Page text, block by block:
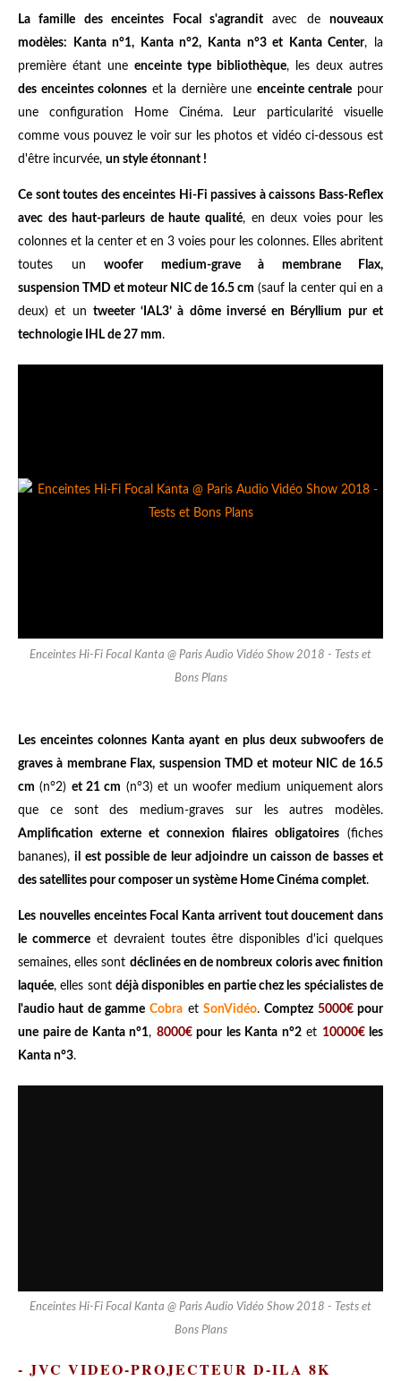
La famille des enceintes Focal s'agranditavec de nouveaux
modèles: Kanta n°1, Kanta n°2, Kanta n°3 et Kanta Center, la
première étant une enceinte type bibliothèque, les deux autres
des enceintes colonnes et la dernière une enceinte centrale pour
une configuration Home Cinéma. Leur particularité visuelle
comme vous pouvez le voir sur les photos et vidéo ci-dessous est
d'être incurvée, un style étonnant !
Ce sont toutes des enceintes Hi-Fi passives à caissons Bass-Reflex
avec des haut-parleurs de haute qualité, en deux voies pour les
colonnes et la center et en 3 voies pour les colonnes. Elles abritent
toutes un woofer medium-grave à membrane Flax,
suspension TMD et moteur NIC de 16.5 cm (sauf la center qui en a
deux) et un tweeter ‘IAL3’ à dôme inversé en Béryllium pur et
technologie IHL de 27 mm.
Enceintes Hi-Fi Focal Kanta @ Paris Audio Vidéo Show 2018 - Tests et
Bons Plans
Les enceintes colonnes Kanta ayant en plus deux subwoofers de
graves à membrane Flax, suspension TMD et moteur NIC de 16.5
cm (n°2) et 21 cm (n°3) et un woofer medium uniquement alors
que ce sont des medium-graves sur les autres modèles.
Amplification externe et connexion filaires obligatoires (fiches
bananes),il est possible de leur adjoindre un caisson de basses et
des satellites pour composer un système Home Cinéma complet.
Les nouvelles enceintes Focal Kanta arrivent tout doucement dans
le commerceet devraient toutes être disponibles d'ici quelques
semaines, elles sont déclinées en de nombreux coloris avec finition
laquée, elles sont déjà disponibles en partie chez les spécialistes de
l'audio haut de gamme Cobra etSonVidéo.Comptez 5000€pour
une paire de Kanta n°1, 8000€pour les Kanta n°2et 10000€les
Kanta n°3.
Enceintes Hi-Fi Focal Kanta @ Paris Audio Vidéo Show 2018 - Tests et
Bons Plans
- JVC VIDEO-PROJECTEUR D-ILA 8K